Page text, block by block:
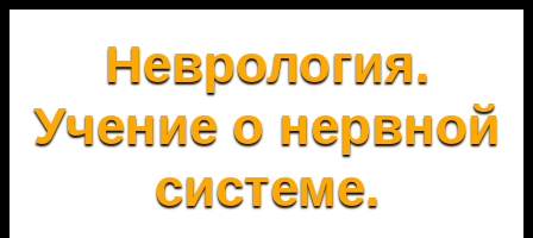
Неврология.
Учение о нервной
системе.